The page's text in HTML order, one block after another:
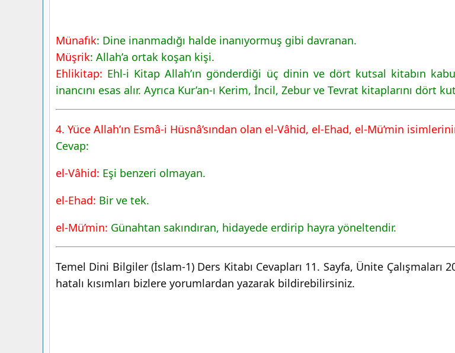
Münafık: Dine inanmadığı halde inanıyormuş gibi davranan.
Müşrik: Allah’a ortak koşan kişi.
Ehlikitap: Ehl-i Kitap Allah’ın gönderdiği üç dinin ve dört kutsal kitabın
inancını esas alır. Ayrıca Kur’an-ı Kerim, İncil, Zebur ve Tevrat kitaplarını dört
4. Yüce Allah’ın Esmâ-i Hüsnâ’sından olan el-Vâhid, el-Ehad, el-Mü’min
Cevap:
el-Vâhid: Eşi benzeri olmayan.
el-Ehad: Bir ve tek.
el-Mü’min: Günahtan sakındıran, hidayede erdirip hayra yöneltendir.
Temel Dini Bilgiler (İslam-1) Ders Kitabı Cevapları 11. Sayfa, Ünite
hatalı kısımları bizlere yorumlardan yazarak bildirebilirsiniz.